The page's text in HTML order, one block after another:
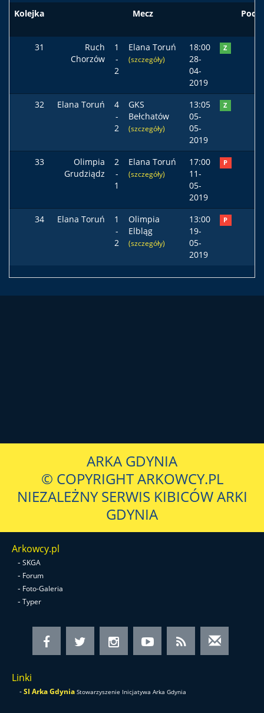
Kolejka Mecz Podst
31
Ruch
Chorzów
1
-
2
Elana Toruń
(szczegóły)
18:00
28-
04-
2019
Z
32 Elana Toruń
4
-
2
GKS
Bełchatów
(szczegóły)
13:05
05-
05-
2019
Z
33
Olimpia
Grudziądz
2
-
1
Elana Toruń
(szczegóły)
17:00
11-
05-
2019
P
34 Elana Toruń
1
-
2
Olimpia
Elbląg
(szczegóły)
13:00
19-
05-
2019
P
ARKA GDYNIA
© COPYRIGHT ARKOWCY.PL
NIEZALEŻNY SERWIS KIBICÓW ARKI
GDYNIA
Arkowcy.pl
- SKGA
- Forum
- Foto-Galeria
- Typer
Linki
-SI Arka Gdynia Stowarzyszenie Inicjatywa Arka Gdynia